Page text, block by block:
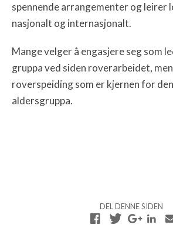
spennende arrangementer og leirer
nasjonalt og internasjonalt.
Mange velger å engasjere seg som
gruppa ved siden roverarbeidet,
roverspeiding som er kjernen for
aldersgruppa.
DEL DENNE SIDEN